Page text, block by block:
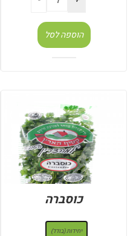
הוספה לסל
כוסברה
יחידות (בודד)